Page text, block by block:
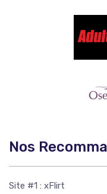
Nos
Site #1 : xFlirt